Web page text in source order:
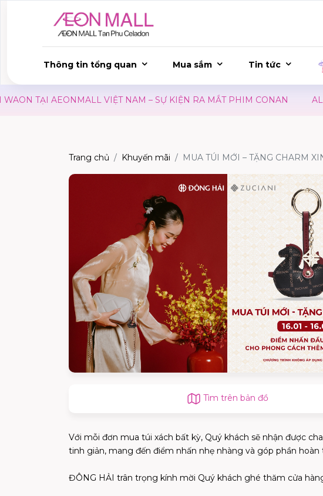
Thông tin tổng quan Mua sắm Tin tức
TẠI AEONMALL VIỆT NAM – SỰ KIỆN RA MẮT PHIM CONAN
Trang chủ Khuyến mãi MUA TÚI MỚI – TẶNG CHARM
Tìm trên bản đồ
Với mỗi đơn mua túi xách bất kỳ, Quý khách sẽ nhận được
tinh giản, mang đến điểm nhấn nhẹ nhàng và góp phần
ĐÔNG HẢI trân trọng kính mời Quý khách ghé thăm cửa